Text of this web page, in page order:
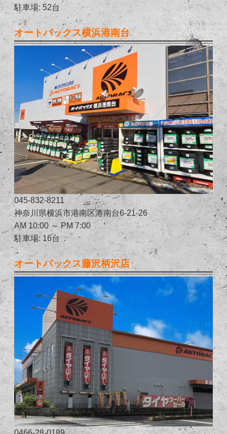
駐車場: 52台
オートバックス横浜港南台
045-832-8211
神奈川県横浜市港南区港南台6-21-26
AM 10:00 ～ PM 7:00
駐車場: 16台
オートバックス藤沢柄沢店